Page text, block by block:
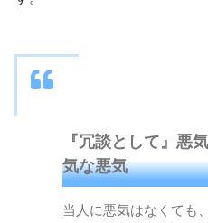
『冗談として』悪
気な悪気
当人に悪気はなくても